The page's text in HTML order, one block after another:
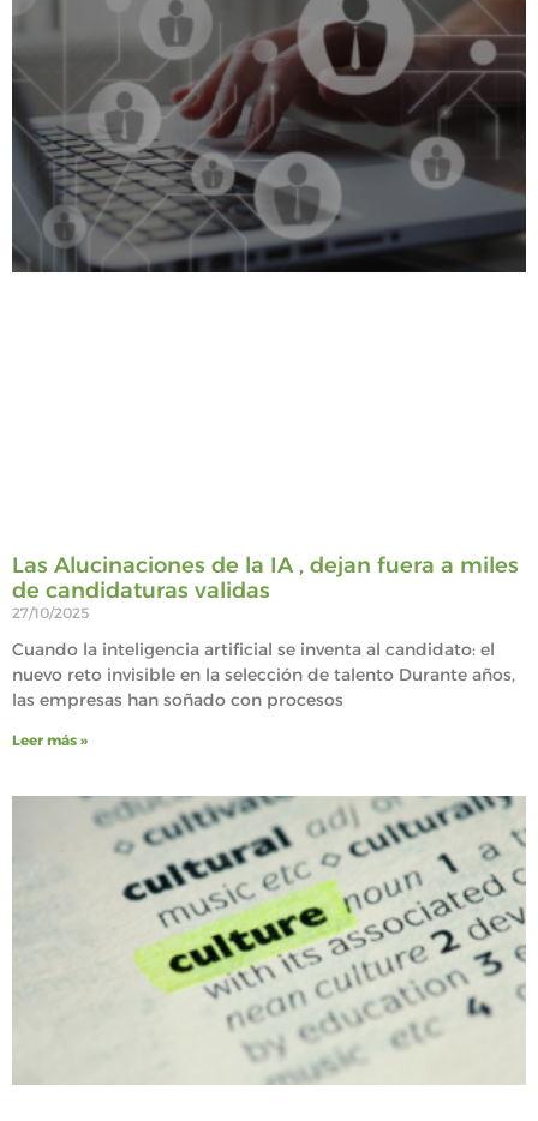
Las Alucinaciones de la IA , dejan fuera a miles
de candidaturas validas
27/10/2025
Cuando la inteligencia artificial se inventa al candidato: el
nuevo reto invisible en la selección de talento Durante años,
las empresas han soñado con procesos
Leer más »